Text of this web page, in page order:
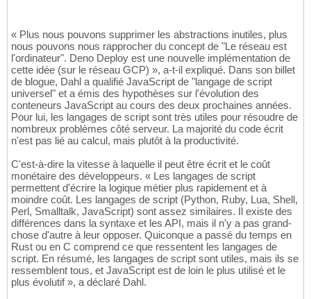
« Plus nous pouvons supprimer les abstractions inutiles, plus
nous pouvons nous rapprocher du concept de "Le réseau est
l'ordinateur". Deno Deploy est une nouvelle implémentation de
cette idée (sur le réseau GCP) », a-t-il expliqué. Dans son billet
de blogue, Dahl a qualifié JavaScript de "langage de script
universel" et a émis des hypothèses sur l'évolution des
conteneurs JavaScript au cours des deux prochaines années.
Pour lui, les langages de script sont très utiles pour résoudre de
nombreux problèmes côté serveur. La majorité du code écrit
n'est pas lié au calcul, mais plutôt à la productivité.
C'est-à-dire la vitesse à laquelle il peut être écrit et le coût
monétaire des développeurs. « Les langages de script
permettent d'écrire la logique métier plus rapidement et à
moindre coût. Les langages de script (Python, Ruby, Lua, Shell,
Perl, Smalltalk, JavaScript) sont assez similaires. Il existe des
différences dans la syntaxe et les API, mais il n'y a pas grand-
chose d'autre à leur opposer. Quiconque a passé du temps en
Rust ou en C comprend ce que ressentent les langages de
script. En résumé, les langages de script sont utiles, mais ils se
ressemblent tous, et JavaScript est de loin le plus utilisé et le
plus évolutif », a déclaré Dahl.